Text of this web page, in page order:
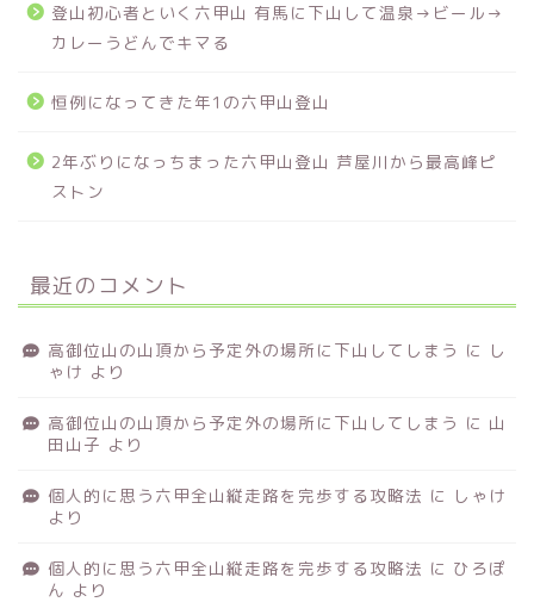
登山初心者といく六甲山 有馬に下山して温泉→ビール→
カレーうどんでキマる
恒例になってきた年1の六甲山登山
2年ぶりになっちまった六甲山登山 芦屋川から最高峰ピ
ストン
最近のコメント
高御位山の山頂から予定外の場所に下山してしまう に し
ゃけ より
高御位山の山頂から予定外の場所に下山してしまう に 山
田山子 より
個人的に思う六甲全山縦走路を完歩する攻略法 に しゃけ
より
個人的に思う六甲全山縦走路を完歩する攻略法 に ひろぽ
ん より